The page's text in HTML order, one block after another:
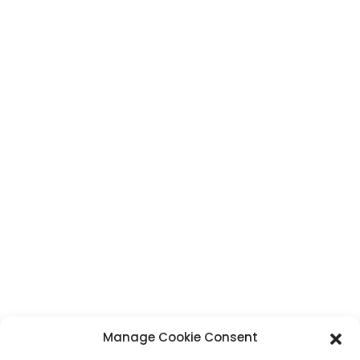
Manage Cookie Consent